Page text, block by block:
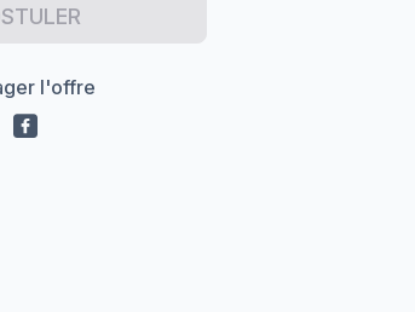
l'offre